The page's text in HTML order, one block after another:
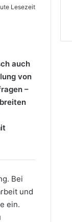
Lesezeit
auch
von
–
Bei
und
ein.